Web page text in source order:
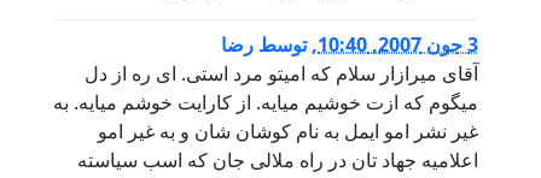
3 جون 2007, 10:40 ,توسط رضا
آقای میرازار سلام که امیتو مرد استی. ای ره از دل
میگوم که ازت خوشیم میایه. از کارایت خوشم میایه. به
غیر نشر امو ایمل به نام کوشان شان و به غیر امو
اعلامیه جهاد تان در راه ملالی جان که اسب سیاسته